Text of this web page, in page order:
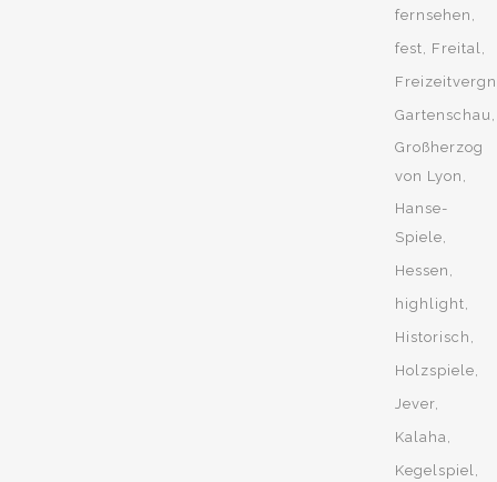
fernsehen
fest
Freital
Gartenschau
Großherzog
von Lyon
Hanse-
Spiele
Hessen
highlight
Historisch
Holzspiele
Jever
Kalaha
Kegelspiel